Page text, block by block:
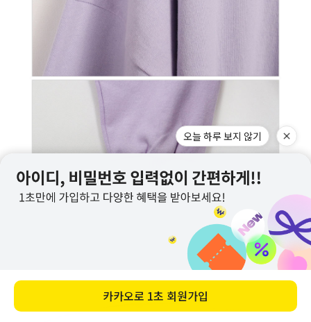
오늘 하루 보지 않기
카카오로 1초 회원가입